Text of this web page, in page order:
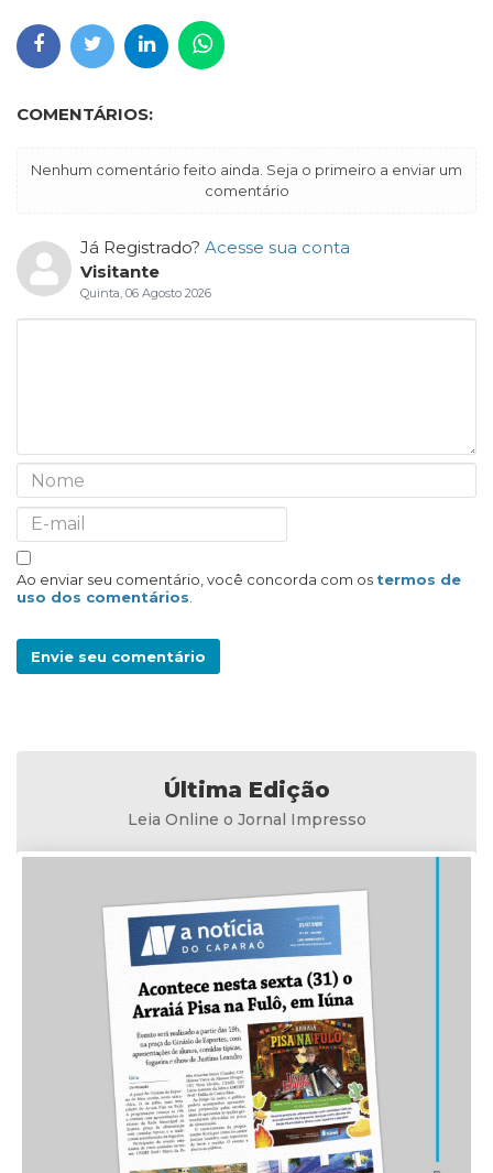
COMENTÁRIOS:
Nenhum comentário feito ainda. Seja o primeiro a enviar um
comentário
Já Registrado? Acesse sua conta
Visitante
Quinta, 06 Agosto 2026
Ao enviar seu comentário, você concorda com os termos de
uso dos comentários
Envie seu comentário
Última Edição
Leia Online o Jornal Impresso